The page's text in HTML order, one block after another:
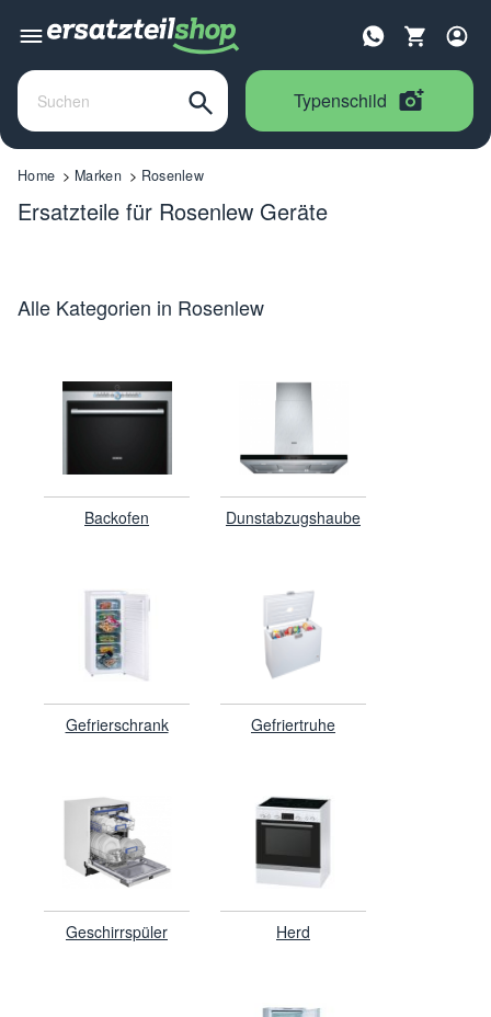
Typenschild
Home Marken Rosenlew
Ersatzteile für Rosenlew Geräte
Alle Kategorien in Rosenlew
Backofen Dunstabzugshaube
Gefrierschrank Gefriertruhe
Geschirrspüler Herd